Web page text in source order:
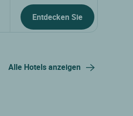
Entdecken Sie
Alle Hotels anzeigen